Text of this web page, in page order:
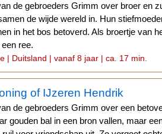
de gebroeders Grimm over broer en
de wijde wereld in. Hun
in het bos betoverd. Als broertje van
ree.
| Duitsland | vanaf 8 jaar | ca. 17 min.
of IJzeren Hendrik
de gebroeders Grimm over een
gouden bal in een bron vallen, maar